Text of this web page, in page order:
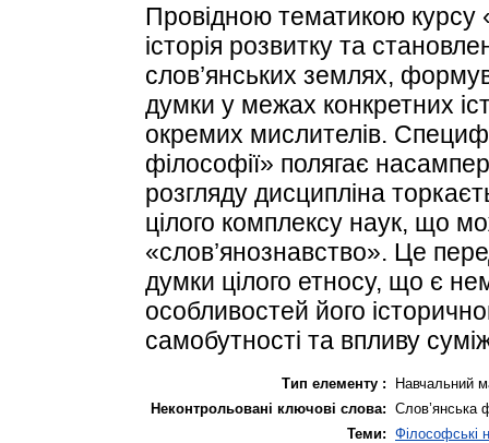
Провідною тематикою курсу
історія розвитку та
слов’янських землях,
думки у межах конкретних
окремих мислителів.
філософії» полягає
розгляду дисципліна
цілого комплексу наук, що
«слов’янознавство». Це
думки цілого етносу, що є
особливостей його
самобутності та впливу
Тип елементу :
Навчальний
Неконтрольовані ключові слова: Слов’янська
Теми: Філософські